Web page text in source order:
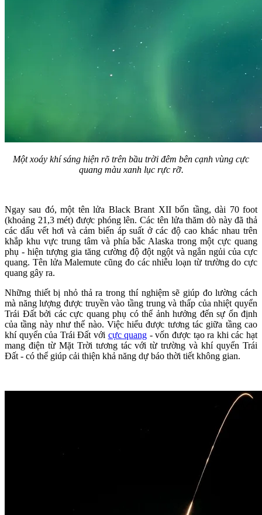
Một xoáy khí sáng hiện rõ trên bầu trời đêm bên cạnh vùng cực
quang màu xanh lục rực rỡ.
Ngay sau đó, một tên lửa Black Brant XII bốn tầng, dài 70 foot
(khoảng 21,3 mét) được phóng lên. Các tên lửa thăm dò này đã thả
các dấu vết hơi và cảm biến áp suất ở các độ cao khác nhau trên
khắp khu vực trung tâm và phía bắc Alaska trong một cực quang
phụ - hiện tượng gia tăng cường độ đột ngột và ngắn ngủi của cực
quang. Tên lửa Malemute cũng đo các nhiễu loạn từ trường do cực
quang gây ra.
Những thiết bị nhỏ thả ra trong thí nghiệm sẽ giúp đo lường cách
mà năng lượng được truyền vào tầng trung và thấp của nhiệt quyển
Trái Đất bởi các cực quang phụ có thể ảnh hưởng đến sự ổn định
của tầng này như thế nào. Việc hiểu được tương tác giữa tầng cao
khí quyển của Trái Đất với cực quang - vốn được tạo ra khi các hạt
mang điện từ Mặt Trời tương tác với từ trường và khí quyển Trái
Đất - có thể giúp cải thiện khả năng dự báo thời tiết không gian.